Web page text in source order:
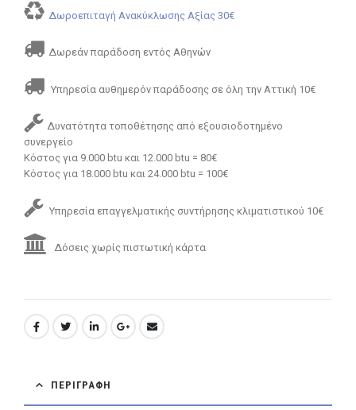
Δωροεπιταγή Ανακύκλωσης Αξίας 30€
Δωρεάν παράδοση εντός Αθηνών
Υπηρεσία αυθημερόν παράδοσης σε όλη την Αττική 10€
Δυνατότητα τοποθέτησης από εξουσιοδοτημένο
συνεργείο
Κόστος για 9.000 btu και 12.000 btu = 80€
Κόστος για 18.000 btu και 24.000 btu = 100€
Υπηρεσία επαγγελματικής συντήρησης κλιματιστικού 10€
Δόσεις χωρίς πιστωτική κάρτα
ΠΕΡΙΓΡΑΦΉ